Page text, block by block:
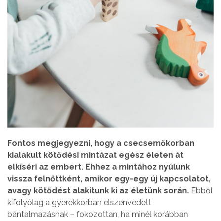
Fontos megjegyezni, hogy a csecsemőkorban
kialakult kötődési mintázat egész életen át
elkíséri az embert. Ehhez a mintához nyúlunk
vissza felnőttként, amikor egy-egy új kapcsolatot,
avagy kötődést alakítunk ki az életünk során. Ebből
kifolyólag a gyerekkorban elszenvedett
bántalmazásnak – fokozottan, ha minél korábban